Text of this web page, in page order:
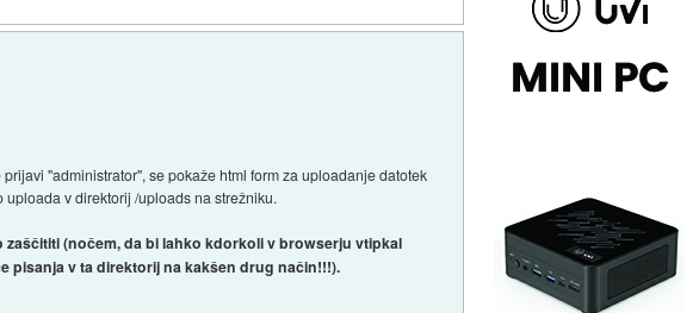
"administrator", se pokaže html form za uploadanje datotek
uploada v direktorij /uploads na strežniku.
zaščititi (nočem, da bi lahko kdorkoli v browserju vtipkal
pisanja v ta direktorij na kakšen drug način!!!).